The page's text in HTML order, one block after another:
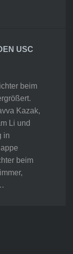
USC
beim
Kazak,
Li und
in
beim